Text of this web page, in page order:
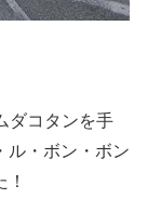
ダコタンを手
ル・ボン・ボン